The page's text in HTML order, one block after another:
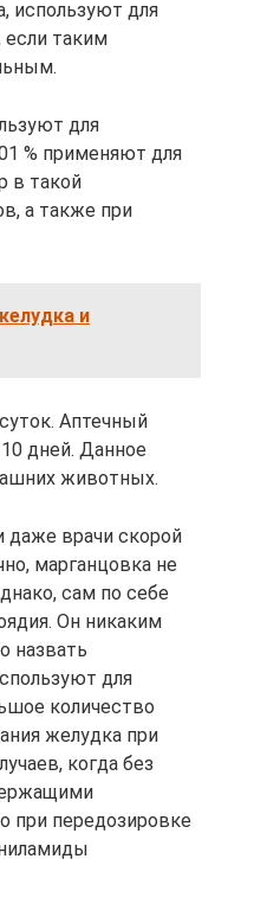
используют для
если таким
для
% применяют для
в такой
а также при
и
Аптечный
дней. Данное
животных.
даже врачи скорой
марганцовка не
сам по себе
Он никаким
назвать
для
количество
желудка при
когда без
при передозировке